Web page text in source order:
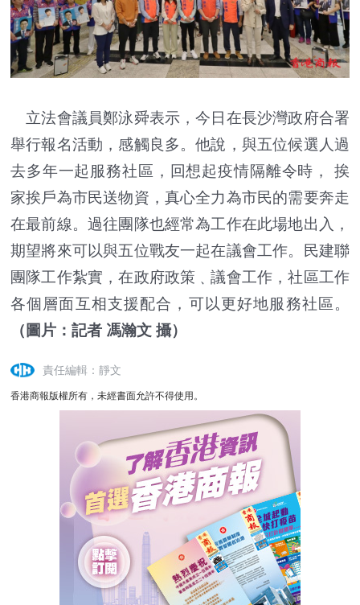
立法會議員鄭泳舜表示，今日在長沙灣政府合署
舉行報名活動，感觸良多。他說，與五位候選人過
去多年一起服務社區，回想起疫情隔離令時， 挨
家挨戶為市民送物資，真心全力為市民的需要奔走
在最前線。過往團隊也經常為工作在此場地出入，
期望將來可以與五位戰友一起在議會工作。民建聯
團隊工作紮實，在政府政策﹑議會工作，社區工作
各個層面互相支援配合，可以更好地服務社區。
（圖片：記者 馮瀚文 攝）
責任編輯：靜文
香港商報版權所有，未經書面允許不得使用。